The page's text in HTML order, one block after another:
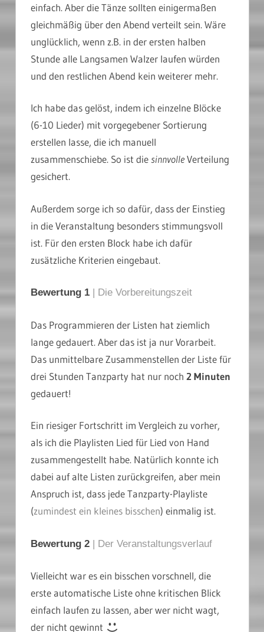
einfach. Aber die Tänze sollten einigermaßen
gleichmäßig über den Abend verteilt sein. Wäre
unglücklich, wenn z.B. in der ersten halben
Stunde alle Langsamen Walzer laufen würden
und den restlichen Abend kein weiterer mehr.
Ich habe das gelöst, indem ich einzelne Blöcke
(6-10 Lieder) mit vorgegebener Sortierung
erstellen lasse, die ich manuell
zusammenschiebe. So ist diesinnvolleVerteilung
gesichert.
Außerdem sorge ich so dafür, dass der Einstieg
in die Veranstaltung besonders stimmungsvoll
ist. Für den ersten Block habe ich dafür
zusätzliche Kriterien eingebaut.
Bewertung 1 | Die Vorbereitungszeit
Das Programmieren der Listen hat ziemlich
lange gedauert. Aber das ist ja nur Vorarbeit.
Das unmittelbare Zusammenstellen der Liste für
drei Stunden Tanzparty hat nur noch 2 Minuten
gedauert!
Ein riesiger Fortschritt im Vergleich zu vorher,
als ich die Playlisten Lied für Lied von Hand
zusammengestellt habe. Natürlich konnte ich
dabei auf alte Listen zurückgreifen, aber mein
Anspruch ist, dass jede Tanzparty-Playliste
(zumindest ein kleines bisschen) einmalig ist.
Bewertung 2 | Der Veranstaltungsverlauf
Vielleicht war es ein bisschen vorschnell, die
erste automatische Liste ohne kritischen Blick
einfach laufen zu lassen, aber wer nicht wagt,
der nicht gewinnt